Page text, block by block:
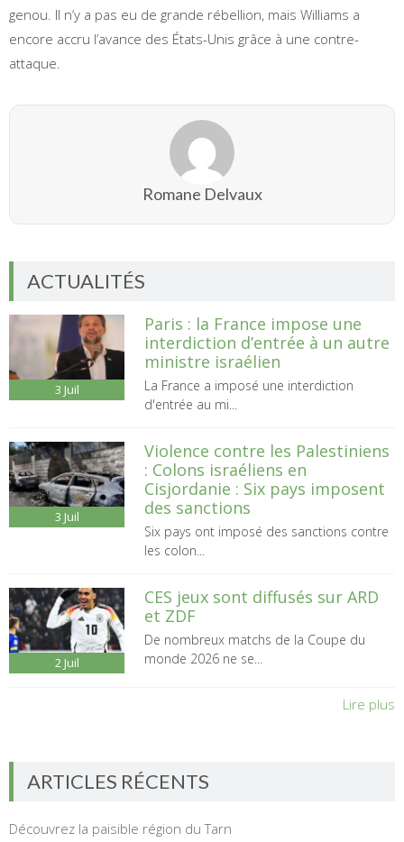
genou. Il n’y a pas eu de grande rébellion, mais Williams a
encore accru l’avance des États-Unis grâce à une contre-
attaque.
Romane Delvaux
ACTUALITÉS
3 Juil
Paris : la France impose une
interdiction d’entrée à un autre
ministre israélien
La France a imposé une interdiction
d'entrée au mi...
3 Juil
Violence contre les Palestiniens
: Colons israéliens en
Cisjordanie : Six pays imposent
des sanctions
Six pays ont imposé des sanctions contre
les colon...
2 Juil
CES jeux sont diffusés sur ARD
et ZDF
De nombreux matchs de la Coupe du
monde 2026 ne se...
Lire plus
ARTICLES RÉCENTS
Découvrez la paisible région du Tarn